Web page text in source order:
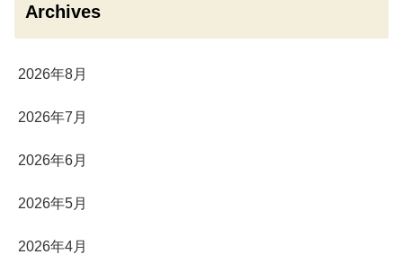
Archives
2026年8月
2026年7月
2026年6月
2026年5月
2026年4月